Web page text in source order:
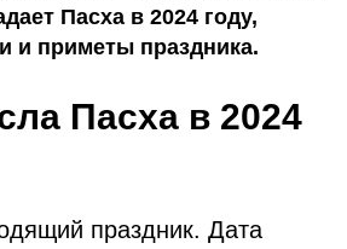
Пасха в 2024 году,
и приметы праздника.
Пасха в 2024
праздник. Дата